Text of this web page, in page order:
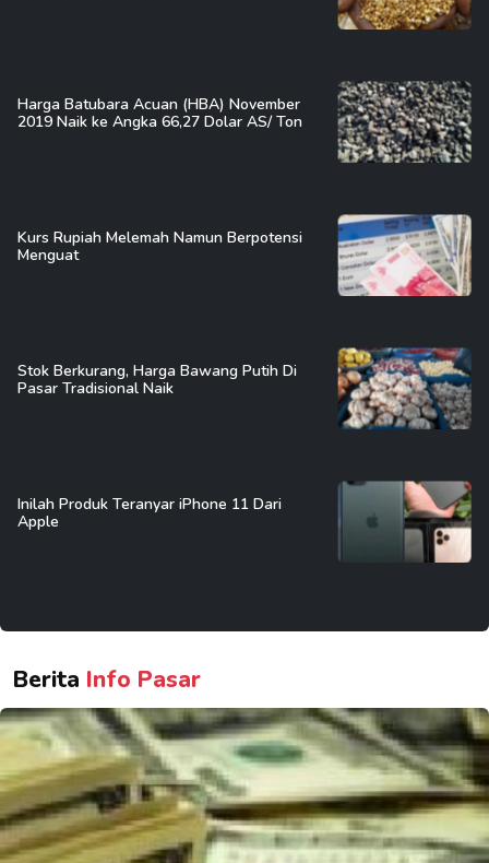
Harga Batubara Acuan (HBA) November
2019 Naik ke Angka 66,27 Dolar AS/ Ton
Kurs Rupiah Melemah Namun Berpotensi
Menguat
Stok Berkurang, Harga Bawang Putih Di
Pasar Tradisional Naik
Inilah Produk Teranyar iPhone 11 Dari
Apple
Berita Info Pasar